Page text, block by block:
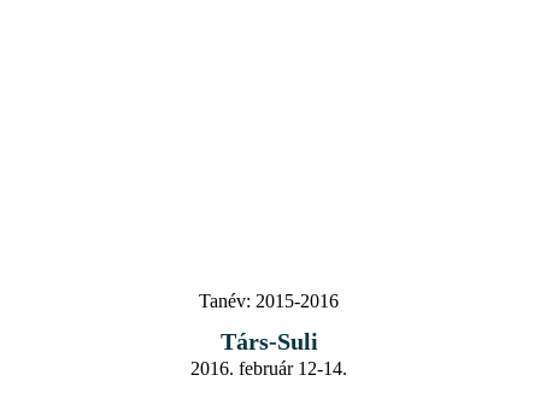
Tanév: 2015-2016
Társ-Suli
2016. február 12-14.